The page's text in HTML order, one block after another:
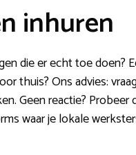
inhuren
die er echt toe
thuis? Ons advies:
Geen reactie?
waar je lokale